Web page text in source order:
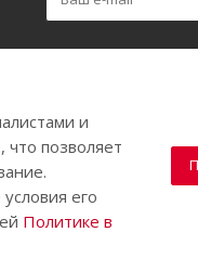
и
позволяет
его
Политике в